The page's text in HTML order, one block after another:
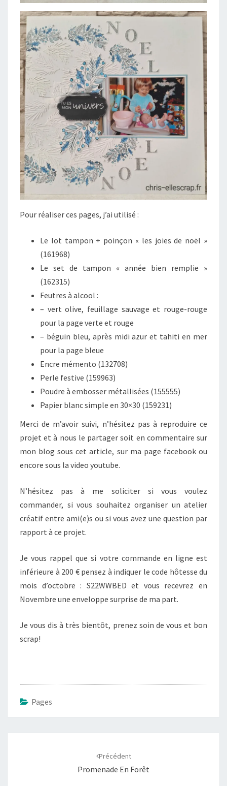
Pour réaliser ces pages, j’ai utilisé :
Le lot tampon + poinçon « les joies de noël »
(161968)
Le set de tampon « année bien remplie »
(162315)
Feutres à alcool :
– vert olive, feuillage sauvage et rouge-rouge
pour la page verte et rouge
– béguin bleu, après midi azur et tahiti en mer
pour la page bleue
Encre mémento (132708)
Perle festive (159963)
Poudre à embosser métallisées (155555)
Papier blanc simple en 30×30 (159231)
Merci de m’avoir suivi, n’hésitez pas à reproduire ce
projet et à nous le partager soit en commentaire sur
mon blog sous cet article, sur ma page facebook ou
encore sous la video youtube.
N’hésitez pas à me soliciter si vous voulez
commander, si vous souhaitez organiser un atelier
créatif entre ami(e)s ou si vous avez une question par
rapport à ce projet.
Je vous rappel que si votre commande en ligne est
inférieure à 200 € pensez à indiquer le code hôtesse du
mois d’octobre : S22WWBED et vous recevrez en
Novembre une enveloppe surprise de ma part.
Je vous dis à très bientôt, prenez soin de vous et bon
scrap!
Pages
Précédent
Promenade En Forêt